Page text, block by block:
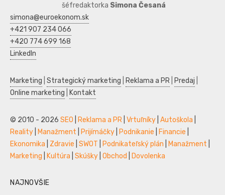
šéfredaktorka Simona Česaná
simona@euroekonom.sk
+421 907 234 066
+420 774 699 168
LinkedIn
Marketing Strategický marketing Reklama a PR Predaj
Online marketing
Kontakt
© 2010 - 2026 SEO Reklama a PR Vrtuľníky Autoškola
Reality
Manažment Prijímáčky Podnikanie Financie
Ekonomika
Zdravie SWOT Podnikateľský plán Manažment
Marketing
Kultúra Skúšky Obchod Dovolenka
NAJNOVŠIE